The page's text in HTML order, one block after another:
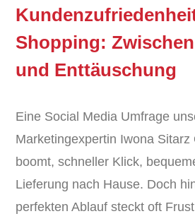
Shopping:
und Enttäuschung
Eine Social Media Umfrage
Marketingexpertin Iwona Sitarz
boomt, schneller Klick,
Lieferung nach Hause. Doch
perfekten Ablauf steckt oft